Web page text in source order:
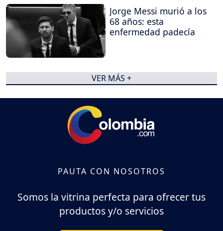
Jorge Messi murió a los
68 años: esta
enfermedad padecía
VER MÁS +
PAUTA CON NOSOTROS
Somos la vitrina perfecta para ofrecer tus
productos y/o servicios